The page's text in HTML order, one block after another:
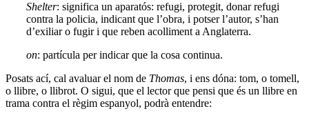
Shelter: significa un aparatós: refugi, protegit, donar refugi
contra la policia, indicant que l’obra, i potser l’autor, s’han
d’exiliar o fugir i que reben acolliment a Anglaterra.
on: partícula per indicar que la cosa continua.
Posats ací, cal avaluar el nom de Thomas, i ens dóna: tom, o tomell,
o llibre, o llibrot. O sigui, que el lector que pensi que és un llibre en
trama contra el règim espanyol, podrà entendre: